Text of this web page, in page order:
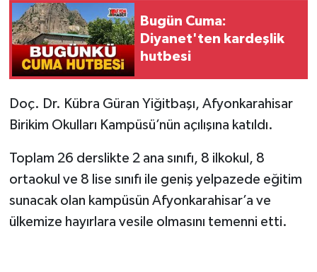
Bugün Cuma:
Diyanet'ten kardeşlik
hutbesi
Doç. Dr. Kübra Güran Yiğitbaşı, Afyonkarahisar
Birikim Okulları Kampüsü’nün açılışına katıldı.
Toplam 26 derslikte 2 ana sınıfı, 8 ilkokul, 8
ortaokul ve 8 lise sınıfı ile geniş yelpazede eğitim
sunacak olan kampüsün Afyonkarahisar’a ve
ülkemize hayırlara vesile olmasını temenni etti.